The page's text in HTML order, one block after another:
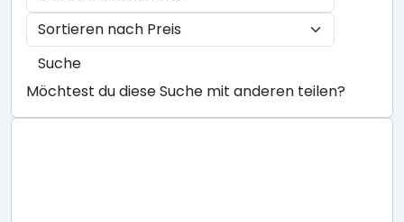
Suche
Möchtest du diese Suche mit anderen teilen?